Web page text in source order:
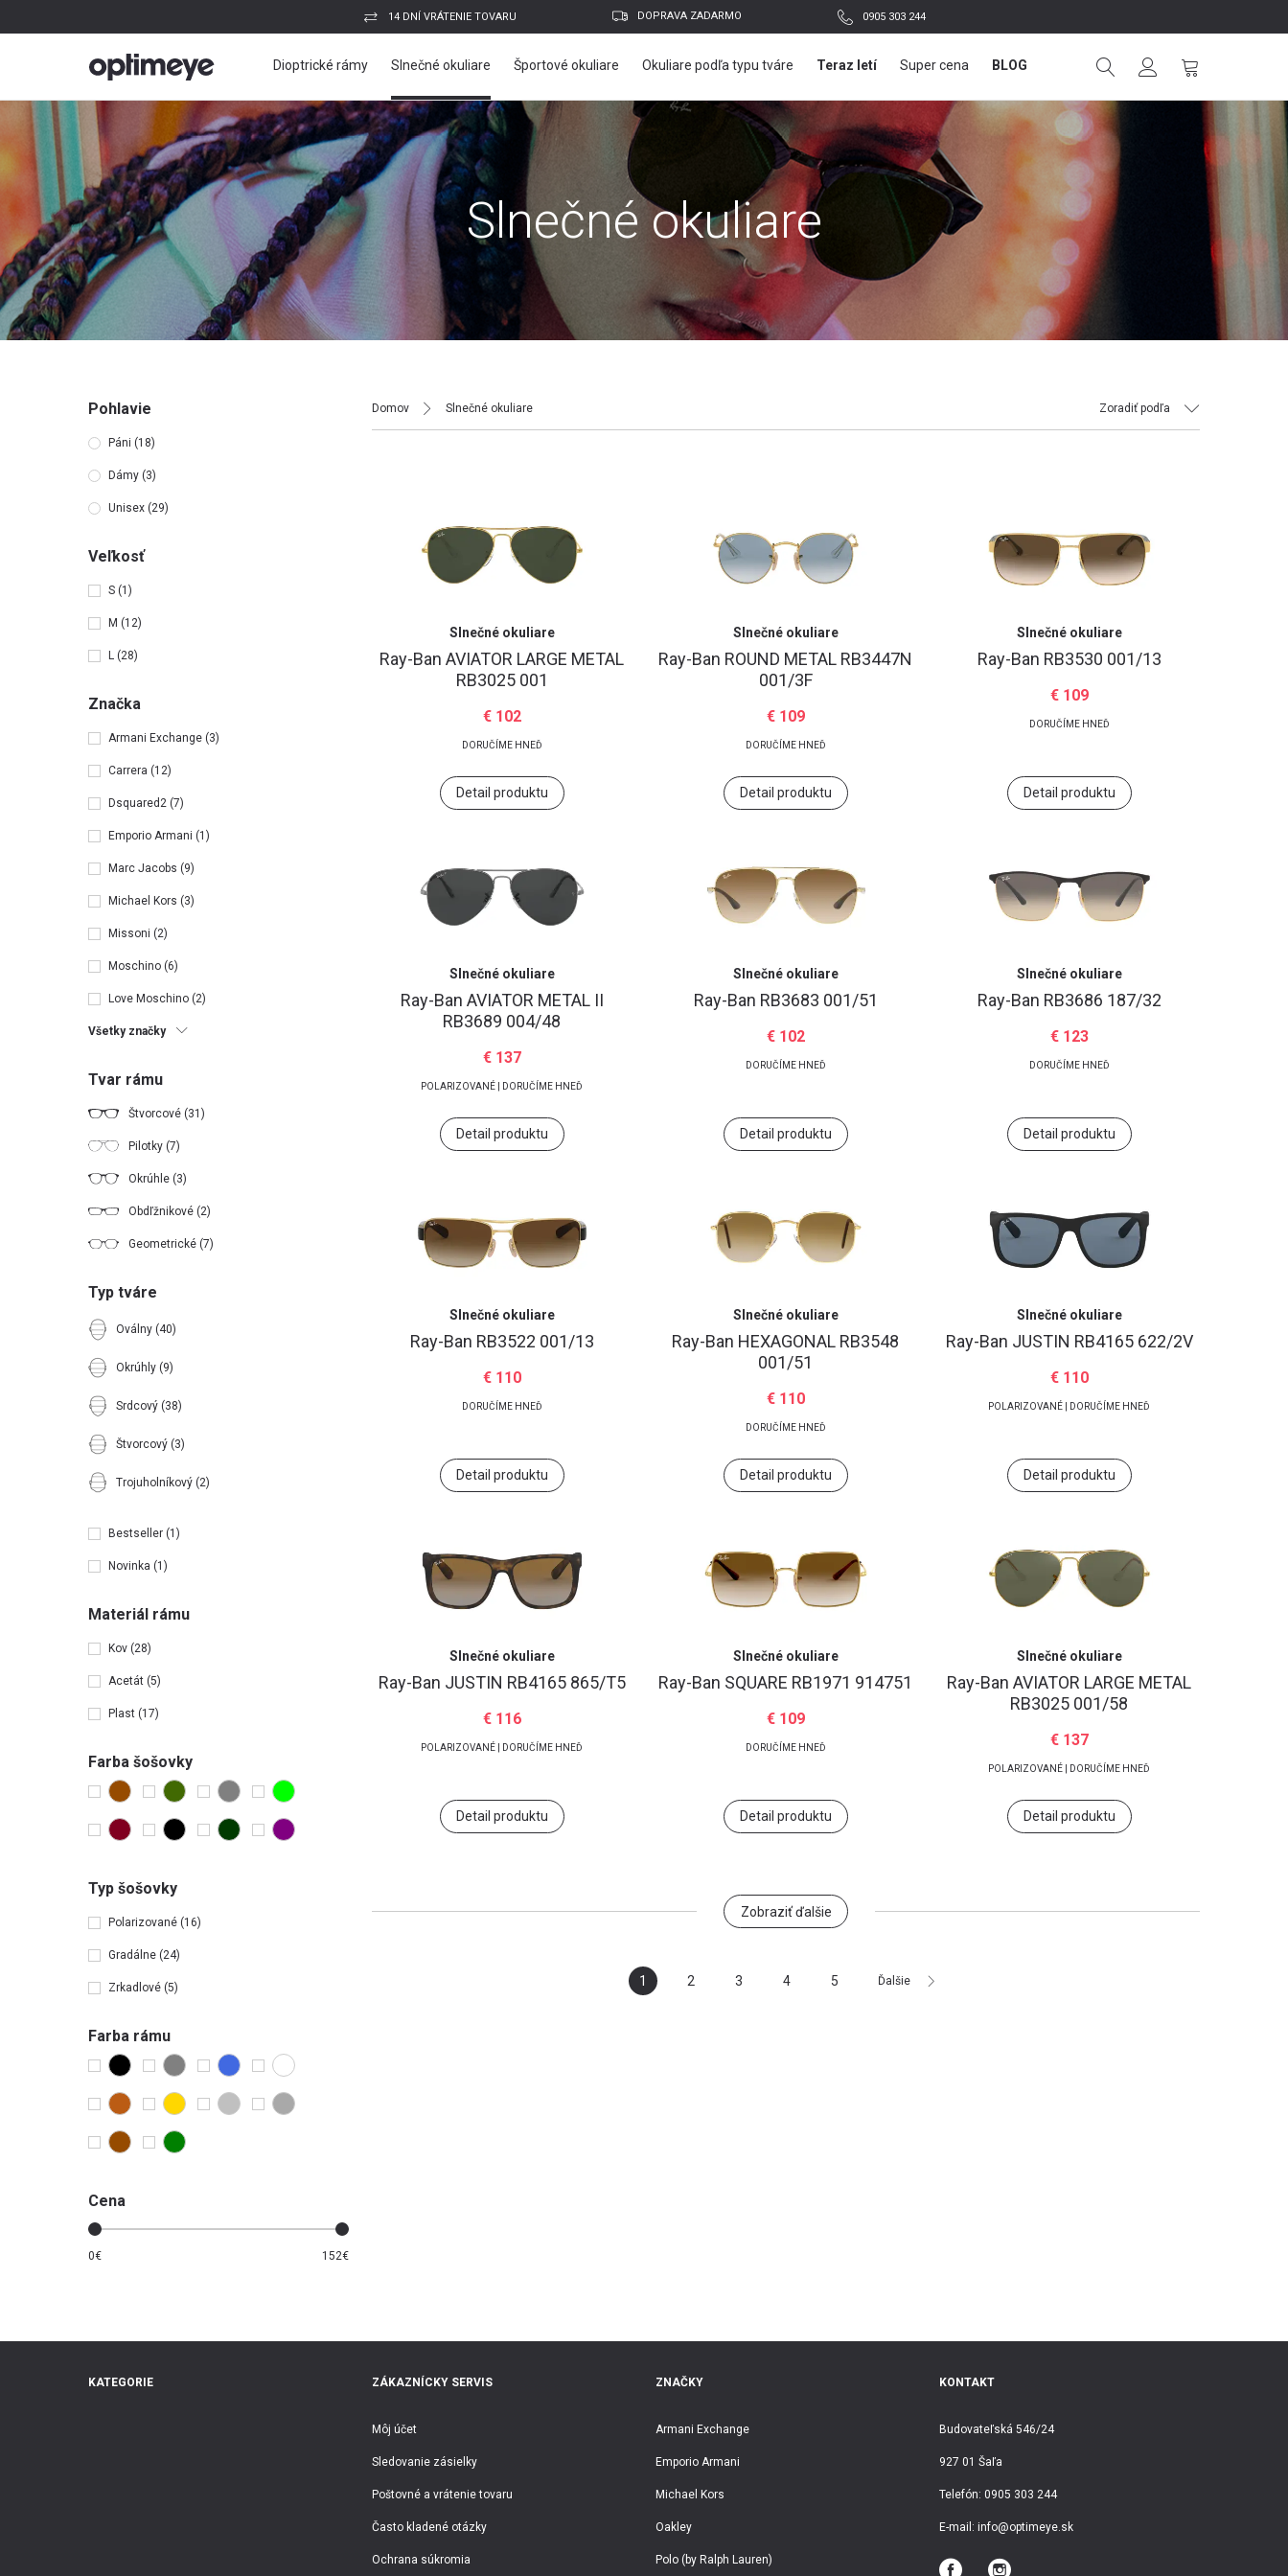
14 DNÍ VRÁTENIE TOVARU DOPRAVA ZADARMO 0905 303 244
Dioptrické rámy Slnečné okuliare Športové okuliare Okuliare podľa typu tváre Teraz letí Super cena BLOG
Slnečné okuliare
Pohlavie
Páni (18)
Dámy (3)
Unisex (29)
Veľkosť
S (1)
M (12)
L (28)
Značka
Armani Exchange (3)
Carrera (12)
Dsquared2 (7)
Emporio Armani (1)
Marc Jacobs (9)
Michael Kors (3)
Missoni (2)
Moschino (6)
Love Moschino (2)
Všetky značky
Tvar rámu
Štvorcové (31)
Pilotky (7)
Okrúhle (3)
Obdľžnikové (2)
Geometrické (7)
Typ tváre
Oválny (40)
Okrúhly (9)
Srdcový (38)
Štvorcový (3)
Trojuholníkový (2)
Bestseller (1)
Novinka (1)
Materiál rámu
Kov (28)
Acetát (5)
Plast (17)
Farba šošovky
Typ šošovky
Polarizované (16)
Gradálne (24)
Zrkadlové (5)
Farba rámu
Cena
0€ 152€
Domov Slnečné okuliare Zoradiť podľa
Slnečné okuliare
Ray-BanAVIATOR LARGE METAL
RB3025 001
€ 102
DORUČÍME HNEĎ
Detail produktu
Slnečné okuliare
Ray-Ban ROUND METAL RB3447N
001/3F
€ 109
DORUČÍME HNEĎ
Detail produktu
Slnečné okuliare
Ray-Ban RB3530 001/13
€ 109
DORUČÍME HNEĎ
Detail produktu
Slnečné okuliare
Ray-Ban AVIATOR METAL II
RB3689 004/48
€ 137
POLARIZOVANÉ | DORUČÍME HNEĎ
Detail produktu
Slnečné okuliare
Ray-Ban RB3683 001/51
€ 102
DORUČÍME HNEĎ
Detail produktu
Slnečné okuliare
Ray-Ban RB3686 187/32
€ 123
DORUČÍME HNEĎ
Detail produktu
Slnečné okuliare
Ray-Ban RB3522 001/13
€ 110
DORUČÍME HNEĎ
Detail produktu
Slnečné okuliare
Ray-Ban HEXAGONAL RB3548
001/51
€ 110
DORUČÍME HNEĎ
Detail produktu
Slnečné okuliare
Ray-Ban JUSTIN RB4165 622/2V
€ 110
POLARIZOVANÉ | DORUČÍME HNEĎ
Detail produktu
Slnečné okuliare
Ray-Ban JUSTIN RB4165 865/T5
€ 116
POLARIZOVANÉ | DORUČÍME HNEĎ
Detail produktu
Slnečné okuliare
Ray-Ban SQUARE RB1971 914751
€ 109
DORUČÍME HNEĎ
Detail produktu
Slnečné okuliare
Ray-BanAVIATOR LARGE METAL
RB3025 001/58
€ 137
POLARIZOVANÉ | DORUČÍME HNEĎ
Detail produktu
Zobraziť ďalšie
1 2 3 4 5 Ďalšie
KATEGORIE ZÁKAZNÍCKY SERVIS
Môj účet
Sledovanie zásielky
Poštovné a vrátenie tovaru
Často kladené otázky
Ochrana súkromia
ZNAČKY
Armani Exchange
Emporio Armani
Michael Kors
Oakley
Polo (by Ralph Lauren)
KONTAKT
Budovateľská 546/24
927 01 Šaľa
Telefón: 0905 303 244
E-mail: info@optimeye.sk